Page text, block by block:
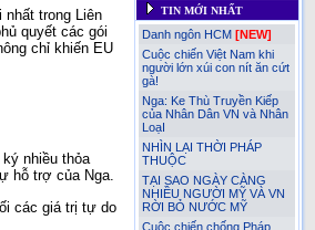
trong Liên
quyết các gói
chỉ khiến EU
nhiều thỏa
hỗ trợ của Nga.
các giá trị tự do
TIN MỚI NHẤT
Danh ngôn HCM [NEW]
Cuộc chiến Việt Nam khi
người lớn xúi con nít ăn cứt
gà!
Nga: Ke Thù Truyền Kiếp
của Nhân Dân VN và Nhân
LoạI
NHÌN LẠI THỜI PHÁP
THUỘC
TẠI SAO NGÀY CÀNG
NHIỀU NGƯỜI MỸ VÀ VN
RỜI BỎ NƯỚC MỸ
Cuộc chiến chống Pháp